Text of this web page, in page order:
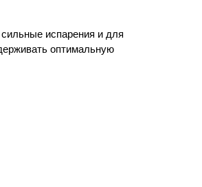
испарения и для
оптимальную